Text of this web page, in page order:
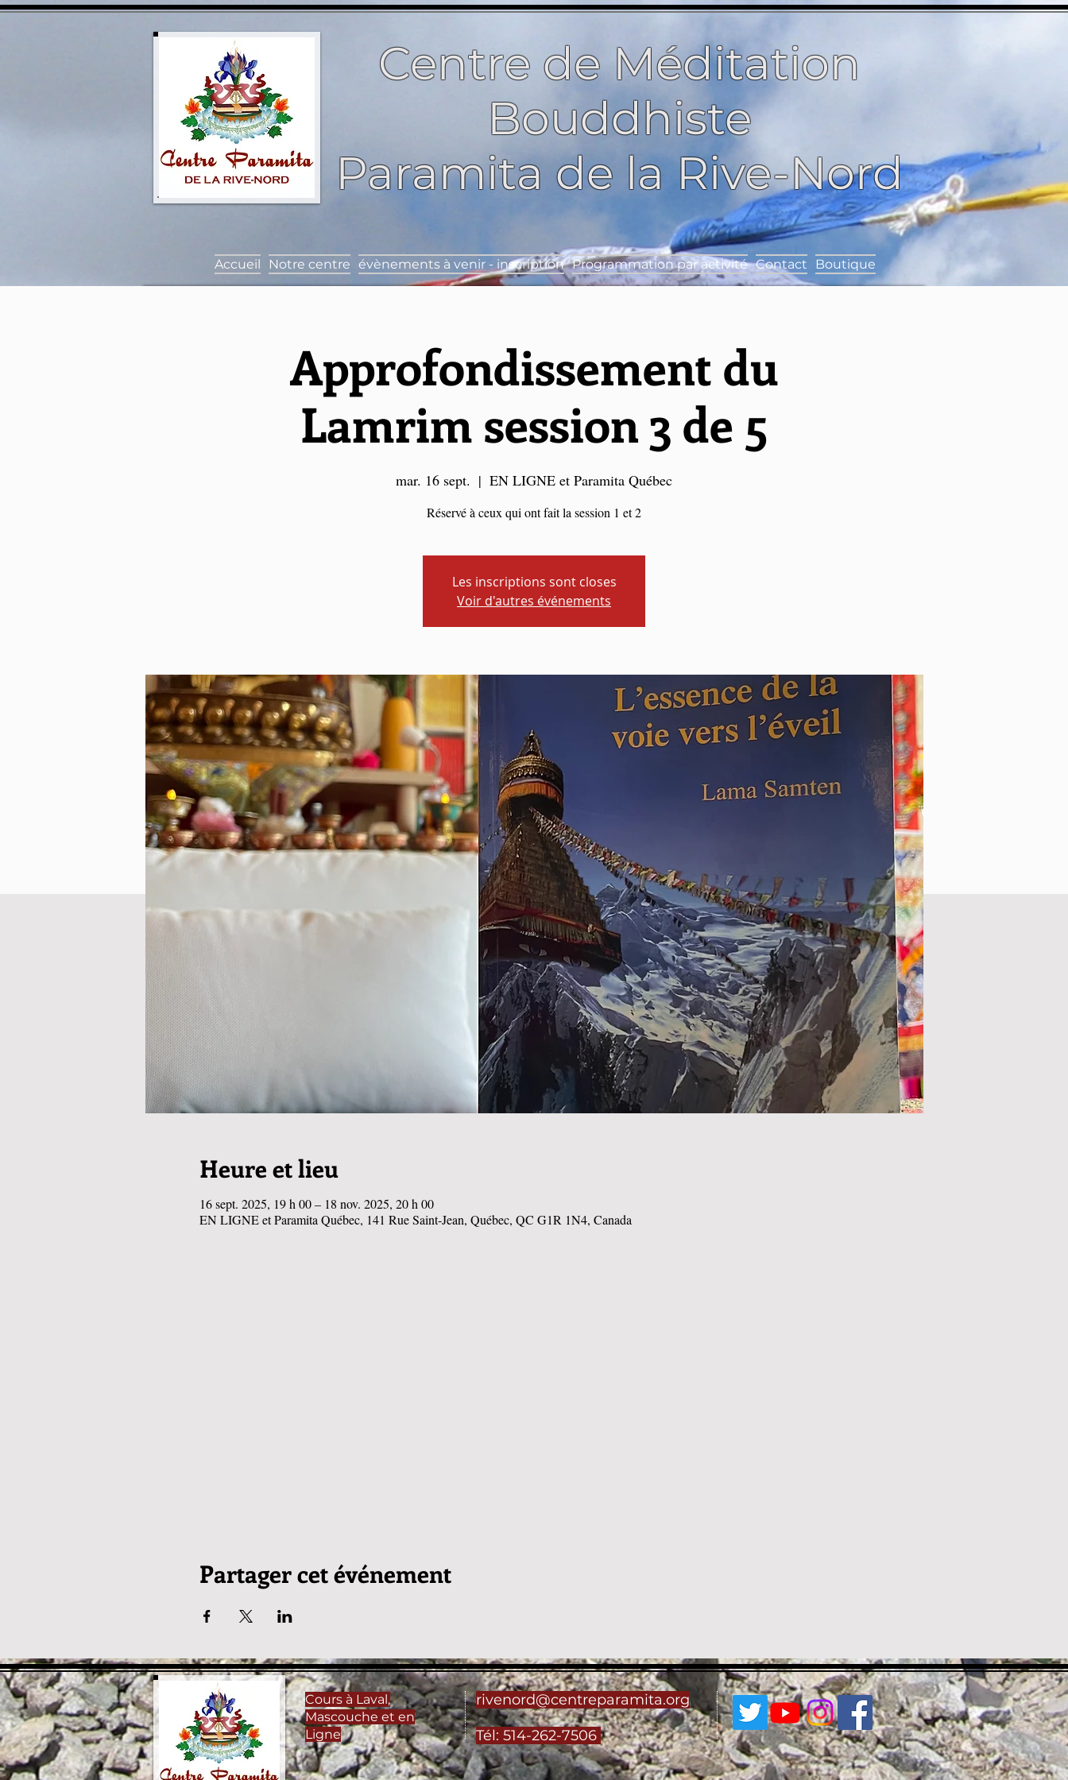
Centre de Méditation
Bouddhiste
Paramita de la Rive-Nord
Accueil Notre centre évènements à venir - inscription Programmation par activité Contact Boutique
Approfondissement du
Lamrim session 3 de 5
mar. 16 sept.
  |
EN LIGNE et Paramita Québec
Réservé à ceux qui ont fait la session 1 et 2
Les inscriptions sont closes
Voir d'autres événements
Heure et lieu
16 sept. 2025, 19 h 00 – 18 nov. 2025, 20 h 00
EN LIGNE et Paramita Québec, 141 Rue Saint-Jean, Québec, QC G1R 1N4, Canada
Partager cet événement
Cours à Laval,
Mascouche et en
Ligne
rivenord@centreparamita.org
Tél: 514-262-7506